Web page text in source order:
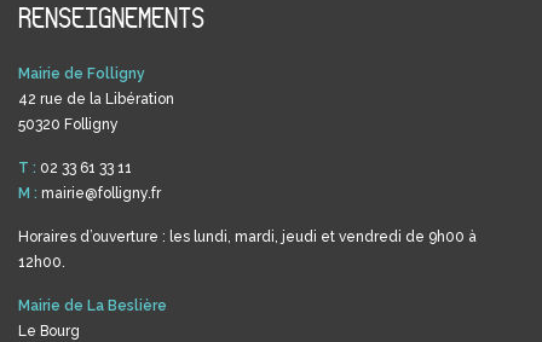
RENSEIGNEMENTS
Mairie de Folligny
42 rue de la Libération
50320 Folligny
T : 02 33 61 33 11
M : mairie@folligny.fr
Horaires d’ouverture : les lundi, mardi, jeudi et vendredi de 9h00 à
12h00.
Mairie de La Beslière
Le Bourg